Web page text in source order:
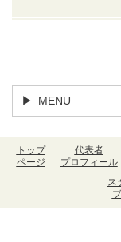
MENU
トップ
ページ
代表者
プロフィール
ス